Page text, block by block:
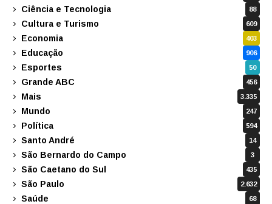
Ciência e Tecnologia 88
Cultura e Turismo 609
Economia 403
Educação 906
Esportes 50
Grande ABC 456
Mais 3.335
Mundo 247
Política 594
Santo André 14
São Bernardo do Campo 3
São Caetano do Sul 435
São Paulo 2.632
Saúde 68